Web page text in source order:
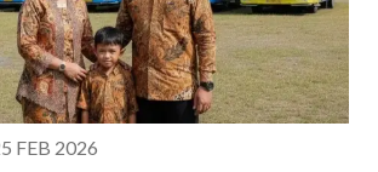
FEB 2026